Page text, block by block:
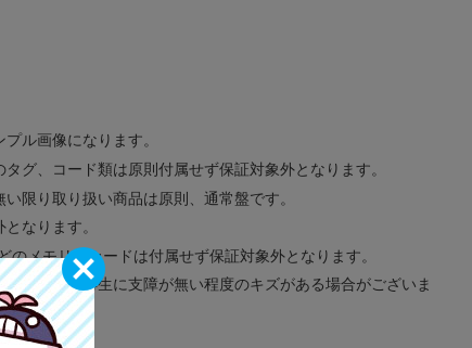
ル画像になります。
グ、コード類は原則付属せず保証対象外となります。
限り取り扱い商品は原則、通常盤です。
なります。
メモリーカードは付属せず保証対象外となります。
関しまして再生に支障が無い程度のキズがある場合がございま